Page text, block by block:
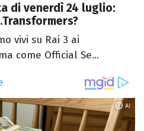
di venerdì 24 luglio:
vivi su Rai 3 ai
come Official Se...